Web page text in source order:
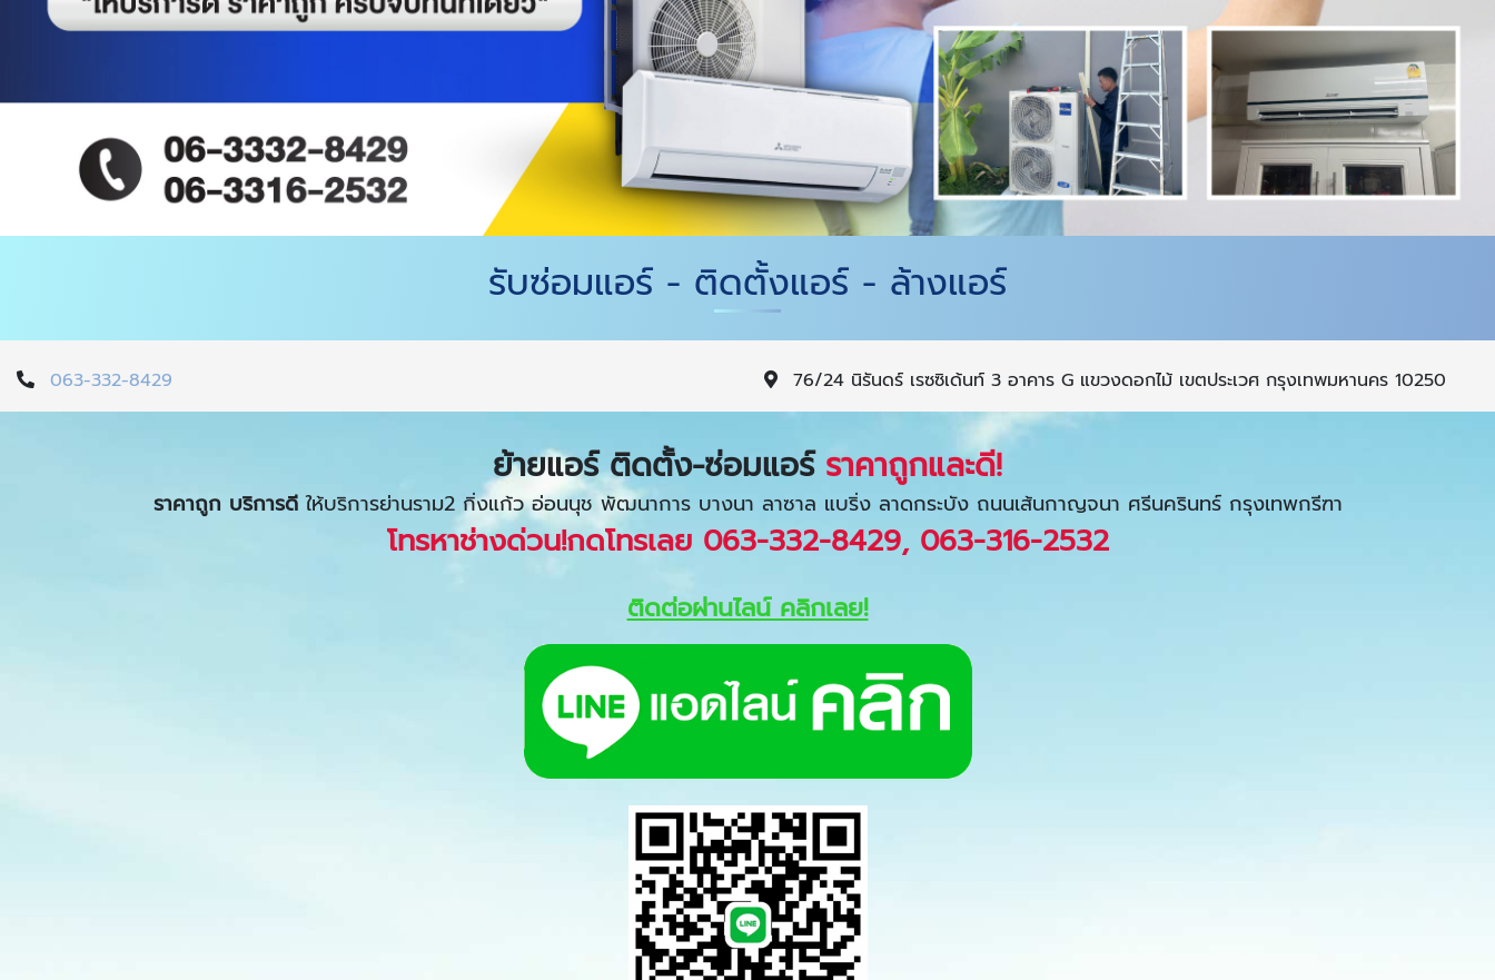
รับซ่อมแอร์ - ติดตั้งแอร์ - ล้างแอร์
063-332-8429 76/24 นิรันดร์ เรซซิเด้นท์ 3 อาคาร G แขวงดอกไม้ เขตประเวศ กรุงเทพมหานคร 10250
ย้ายแอร์ ติดตั้ง-ซ่อมแอร์ ราคาถูกและดี!
ราคาถูก บริการดีให้บริการย่านราม2 กิ่งแก้ว อ่อนนุช พัฒนาการ บางนา ลาซาล แบริ่ง ลาดกระบัง ถนนเส้นกาญจนา ศรีนครินทร์ กรุงเทพกรีฑา
โทรหาช่างด่วน!กดโทรเลย 063-332-8429, 063-316-2532
ติดต่อผ่านไลน์ คลิกเลย!